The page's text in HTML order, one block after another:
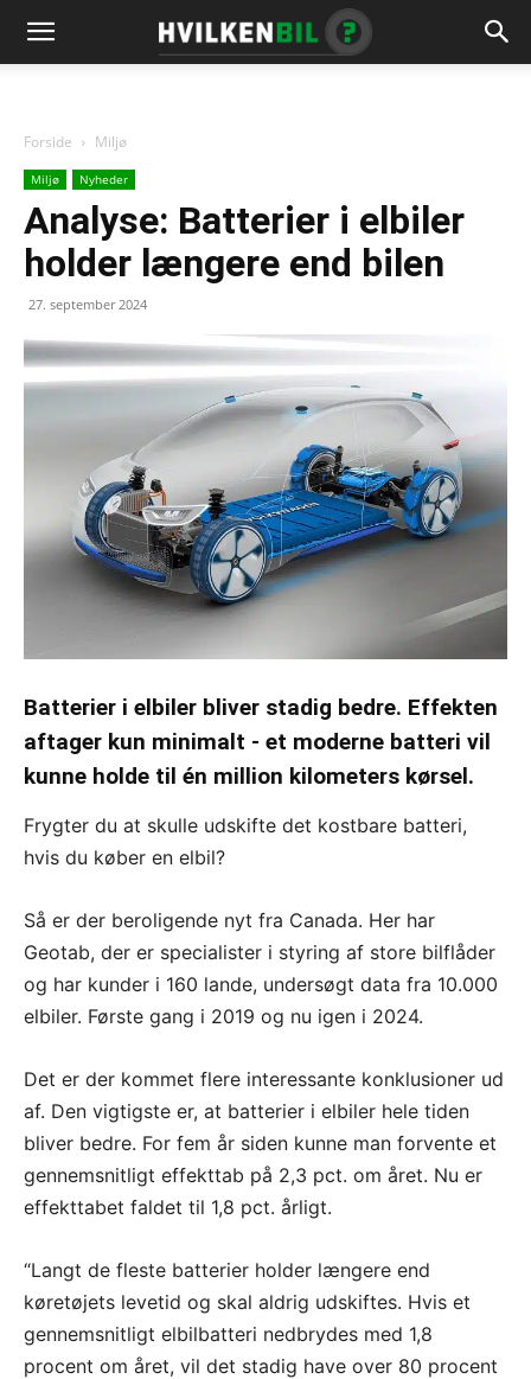
Forside Miljø
Miljø Nyheder
Analyse: Batterier i elbiler
holder længere end bilen
27. september 2024
Batterier i elbiler bliver stadig bedre. Effekten
aftager kun minimalt - et moderne batteri vil
kunne holde til én million kilometers kørsel.
Frygter du at skulle udskifte det kostbare batteri,
hvis du køber en elbil?
Så er der beroligende nyt fra Canada. Her har
Geotab, der er specialister i styring af store bilflåder
og har kunder i 160 lande, undersøgt data fra 10.000
elbiler. Første gang i 2019 og nu igen i 2024.
Det er der kommet flere interessante konklusioner ud
af. Den vigtigste er, at batterier i elbiler hele tiden
bliver bedre. For fem år siden kunne man forvente et
gennemsnitligt effekttab på 2,3 pct. om året. Nu er
effekttabet faldet til 1,8 pct. årligt.
“Langt de fleste batterier holder længere end
køretøjets levetid og skal aldrig udskiftes. Hvis et
gennemsnitligt elbilbatteri nedbrydes med 1,8
procent om året, vil det stadig have over 80 procent